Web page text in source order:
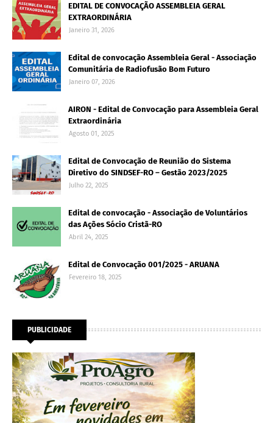
EDITAL DE CONVOCAÇÃO ASSEMBLEIA GERAL
EXTRAORDINÁRIA
Janeiro 31, 2026
Edital de convocação Assembleia Geral - Associação
Comunitária de Radiofusão Bom Futuro
Janeiro 07, 2026
AIRON - Edital de Convocação para Assembleia Geral
Extraordinária
Agosto 01, 2025
Edital de Convocação de Reunião do Sistema
Diretivo do SINDSEF-RO – Gestão 2023/2025
Julho 22, 2025
Edital de convocação - Associação de Voluntários
das Ações Sócio Cristã-RO
Abril 24, 2025
Edital de Convocação 001/2025 - ARUANA
Fevereiro 18, 2025
PUBLICIDADE